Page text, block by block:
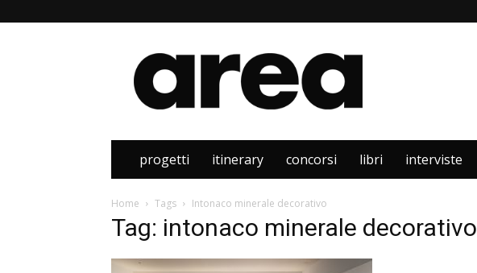
Area
progetti itinerary concorsi libri interviste
Home Tags Intonaco minerale decorativo
Tag: intonaco minerale decorativo